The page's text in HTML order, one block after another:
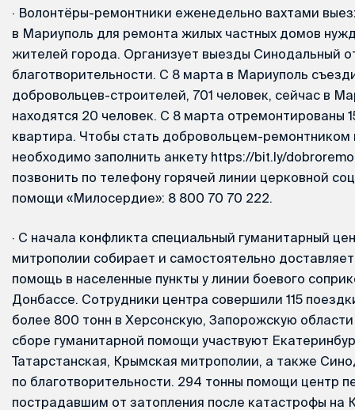
· Волонтёры-ремонтники еженедельно вахтами
в Мариуполь для ремонта жилых частных домов
жителей города. Организует выезды Синодальный
благотворительности. С 8 марта в Мариуполь
добровольцев-строителей, 701 человек, сейчас в
находятся 20 человек. С 8 марта отремонтированы
квартира. Чтобы стать добровольцем-ремонтником
необходимо заполнить анкету https://bit.ly/
позвонить по телефону горячей линии церковной
помощи «Милосердие»: 8 800 70 70 222.
· С начала конфликта специальный гуманитарный
митрополии собирает и самостоятельно
помощь в населенные пункты у линии боевого
Донбассе. Сотрудники центра совершили 115
более 800 тонн в Херсонскую, Запорожскую
сборе гуманитарной помощи участвуют
Татарстанская, Крымская митрополии, а также
по благотворительности. 294 тонны помощи центр
пострадавшим от затопления после катастрофы на